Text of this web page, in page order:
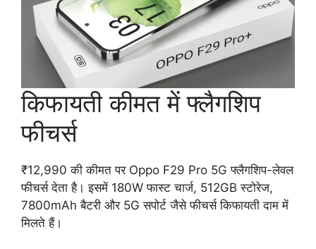
किफायती कीमत में फ्लैगशिप
फीचर्स
₹12,990 की कीमत पर Oppo F29 Pro 5G फ्लैगशिप-लेवल
फीचर्स देता है। इसमें 180W फास्ट चार्ज, 512GB स्टोरेज,
7800mAh बैटरी और 5G सपोर्ट जैसे फीचर्स किफायती दाम में
मिलते हैं।